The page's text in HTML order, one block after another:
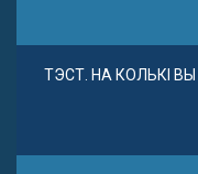
ТЭСТ. НА КОЛЬКІ